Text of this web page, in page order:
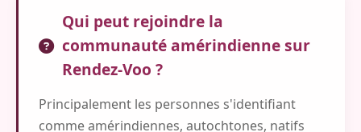
Qui peut rejoindre la
communauté amérindienne sur
Rendez-Voo ?
Principalement les personnes s'identifiant
comme amérindiennes, autochtones, natifs